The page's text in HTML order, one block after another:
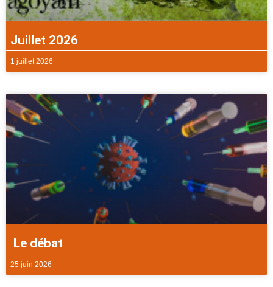
Juillet 2026
1 juillet 2026
Le débat
25 juin 2026